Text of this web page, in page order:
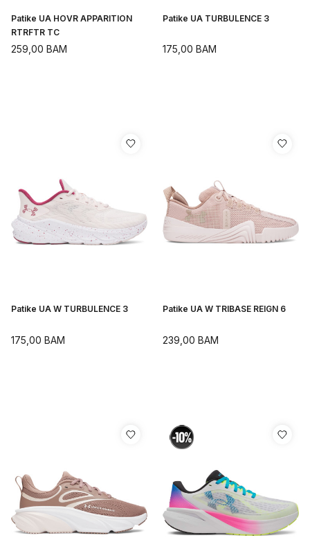
Patike UA HOVR APPARITION
RTRFTR TC
259,00 BAM
Patike UA TURBULENCE 3
175,00 BAM
Patike UA W TURBULENCE 3
175,00 BAM
Patike UA W TRIBASE REIGN 6
239,00 BAM